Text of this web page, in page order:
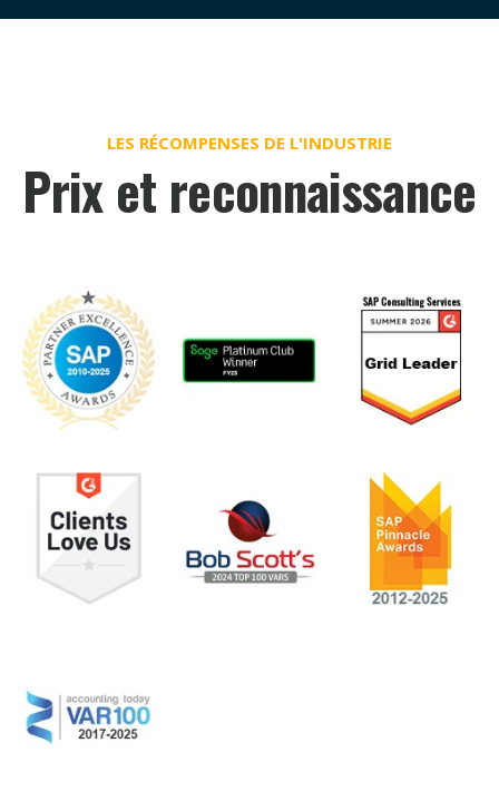
LES RÉCOMPENSES DE L'INDUSTRIE
Prix et reconnaissance